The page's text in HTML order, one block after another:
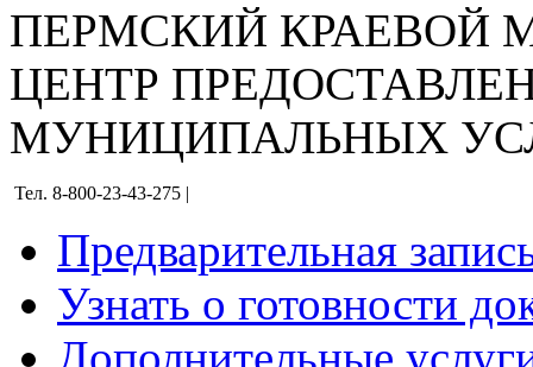
ПЕРМСКИЙ КРАЕВОЙ
ЦЕНТР
МУНИЦИПАЛЬНЫХ
Тел. 8-800-23-43-275 |
Предварительная
Узнать о готовности